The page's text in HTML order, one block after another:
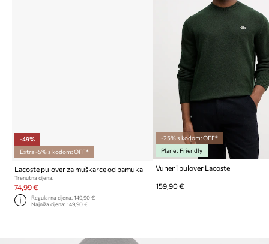
-49%
Extra -5% s kodom: OFF*
Lacoste pulover za muškarce od pamuka
Trenutna cijena:
74,99 €
Regularna cijena:149,90 €
Najniža cijena:149,90 €
-25% s kodom: OFF*
Planet Friendly
Vuneni pulover Lacoste
159,90 €